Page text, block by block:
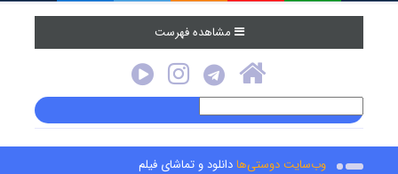
مشاهده فهرست
وب‌سایت دوستی‌هادانلود و تماشای فیلم